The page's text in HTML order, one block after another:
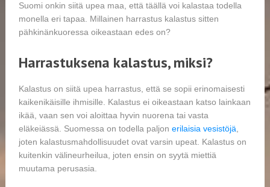
Suomi onkin siitä upea maa, että täällä voi kalastaa todella
monella eri tapaa. Millainen harrastus kalastus sitten
pähkinänkuoressa oikeastaan edes on?
Harrastuksena kalastus, miksi?
Kalastus on siitä upea harrastus, että se sopii erinomaisesti
kaikenikäisille ihmisille. Kalastus ei oikeastaan katso lainkaan
ikää, vaan sen voi aloittaa hyvin nuorena tai vasta
eläkeiässä. Suomessa on todella paljon erilaisia vesistöjä
joten kalastusmahdollisuudet ovat varsin upeat. Kalastus on
kuitenkin välineurheilua, joten ensin on syytä miettiä
muutama perusasia.